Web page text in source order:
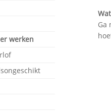
werken
Ga